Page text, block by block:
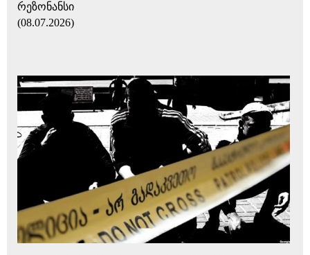
რეზონანსი
(08.07.2026)